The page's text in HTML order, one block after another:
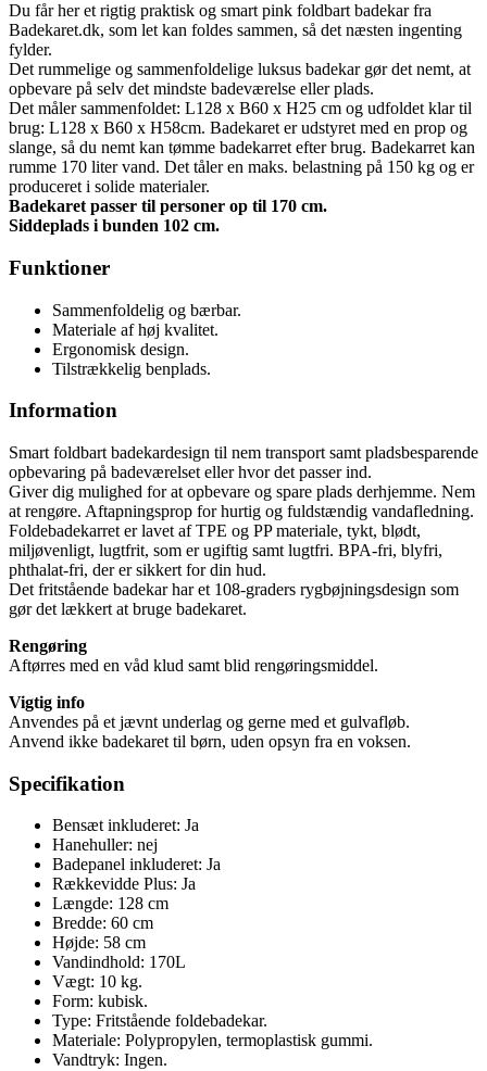
Du får her et rigtig praktisk og smart pink foldbart badekar fra
Badekaret.dk, som let kan foldes sammen, så det næsten ingenting
fylder.
Det rummelige og sammenfoldelige luksus badekar gør det nemt, at
opbevare på selv det mindste badeværelse eller plads.
Det måler sammenfoldet: L128 x B60 x H25 cm og udfoldet klar til
brug: L128 x B60 x H58cm. Badekaret er udstyret med en prop og
slange, så du nemt kan tømme badekarret efter brug. Badekarret kan
rumme 170 liter vand. Det tåler en maks. belastning på 150 kg og er
produceret i solide materialer.
Badekaret passer til personer op til 170 cm.
Siddeplads i bunden 102 cm.
Funktioner
Sammenfoldelig og bærbar.
Materiale af høj kvalitet.
Ergonomisk design.
Tilstrækkelig benplads.
Information
Smart foldbart badekardesign til nem transport samt pladsbesparende
opbevaring på badeværelset eller hvor det passer ind.
Giver dig mulighed for at opbevare og spare plads derhjemme. Nem
at rengøre. Aftapningsprop for hurtig og fuldstændig vandafledning.
Foldebadekarret er lavet af TPE og PP materiale, tykt, blødt,
miljøvenligt, lugtfrit, som er ugiftig samt lugtfri. BPA-fri, blyfri,
phthalat-fri, der er sikkert for din hud.
Det fritstående badekar har et 108-graders rygbøjningsdesign som
gør det lækkert at bruge badekaret.
Rengøring
Aftørres med en våd klud samt blid rengøringsmiddel.
Vigtig info
Anvendes på et jævnt underlag og gerne med et gulvafløb.
Anvend ikke badekaret til børn, uden opsyn fra en voksen.
Specifikation
Bensæt inkluderet: Ja
Hanehuller: nej
Badepanel inkluderet: Ja
Rækkevidde Plus: Ja
Længde: 128 cm
Bredde: 60 cm
Højde: 58 cm
Vandindhold: 170L
Vægt: 10 kg.
Form: kubisk.
Type: Fritstående foldebadekar.
Materiale: Polypropylen, termoplastisk gummi.
Vandtryk: Ingen.